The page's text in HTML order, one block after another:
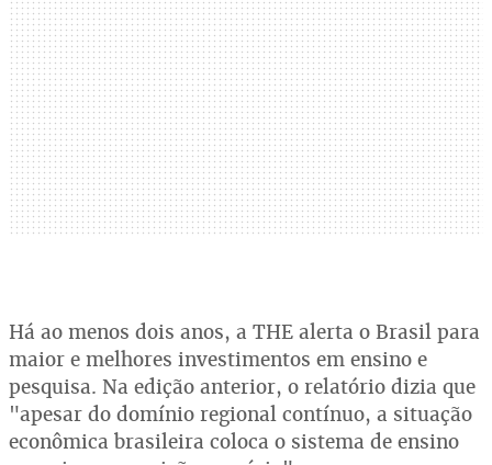
Há ao menos dois anos, a THE alerta o Brasil para
maior e melhores investimentos em ensino e
pesquisa. Na edição anterior, o relatório dizia que
"apesar do domínio regional contínuo, a situação
econômica brasileira coloca o sistema de ensino